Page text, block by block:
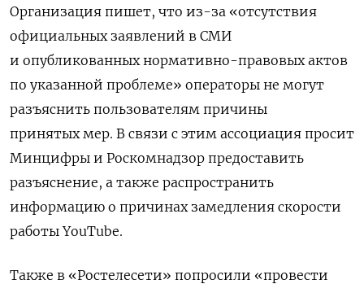
Организация пишет, что из-за «отсутствия
официальных заявлений в СМИ
и опубликованных нормативно-правовых актов
по указанной проблеме» операторы не могут
разъяснить пользователям причины
принятых мер. В связи с этим ассоциация просит
Минцифры и Роскомнадзор предоставить
разъяснение, а также распространить
информацию о причинах замедления скорости
работы YouTube.
Также в «Ростелесети» попросили «провести